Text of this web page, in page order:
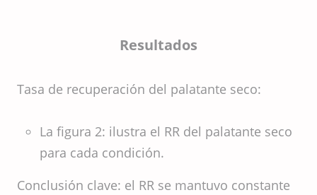
Resultados
Tasa de recuperación del palatante seco:
La figura 2: ilustra el RR del palatante seco
para cada condición.
Conclusión clave: el RR se mantuvo constante